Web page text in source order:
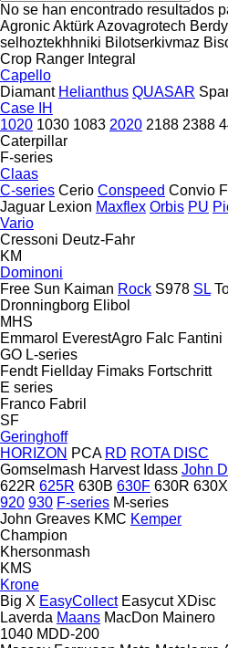
No se han encontrado resultados
AgronicAktürkAzovagrotech
selhoztekhhniki Bilotserkivmaz
Crop Ranger Integral
Capello
Diamant Helianthus QUASAR
Case IH
1020 1030 1083 2020 2188 2388
Caterpillar
F-series
Claas
C-series Cerio Conspeed Convio
Jaguar Lexion Maxflex Orbis PU
Vario
Cressoni Deutz-Fahr
KM
Dominoni
Free Sun Kaiman Rock S978 SL
Dronningborg Elibol
MHS
Emmarol EverestAgro Falc Fantini
GO L-series
Fendt Fiellday Fimaks Fortschritt
E series
Franco Fabril
SF
Geringhoff
HORIZON PCA RD ROTA DISC
Gomselmash Harvest Idass John
622R 625R 630B 630F 630R 630X
920 930 F-series M-series
John Greaves KMC Kemper
Champion
Khersonmash
KMS
Krone
Big X EasyCollect Easycut XDisc
Laverda Maans MacDon Mainero
1040 MDD-200